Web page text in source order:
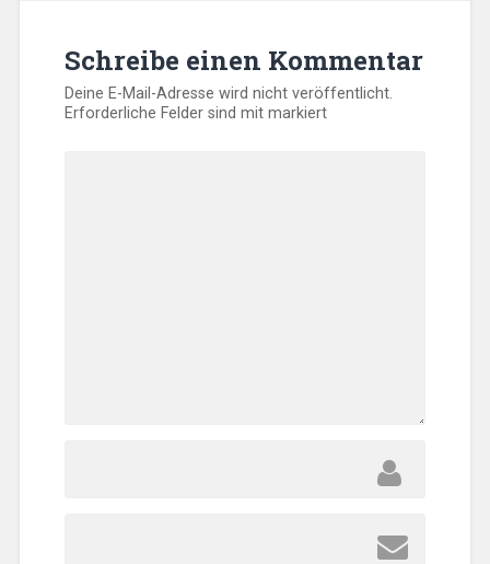
Schreibe einen Kommentar
Deine E-Mail-Adresse wird nicht veröffentlicht.
Erforderliche Felder sind mitmarkiert